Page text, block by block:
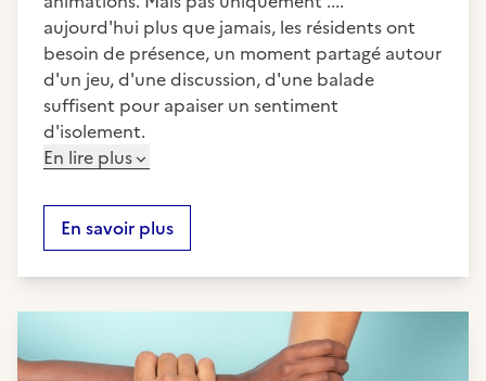
aujourd'hui plus que jamais, les résidents ont
besoin de présence, un moment partagé autour
d'un jeu, d'une discussion, d'une balade
suffisent pour apaiser un sentiment
d'isolement.
En lire plus
En savoir plus